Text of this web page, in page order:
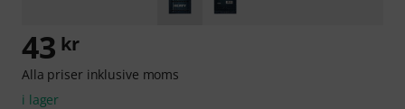
43 kr
Alla priser inklusive moms
i lager